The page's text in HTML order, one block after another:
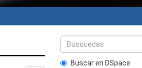
Buscar en DSpace